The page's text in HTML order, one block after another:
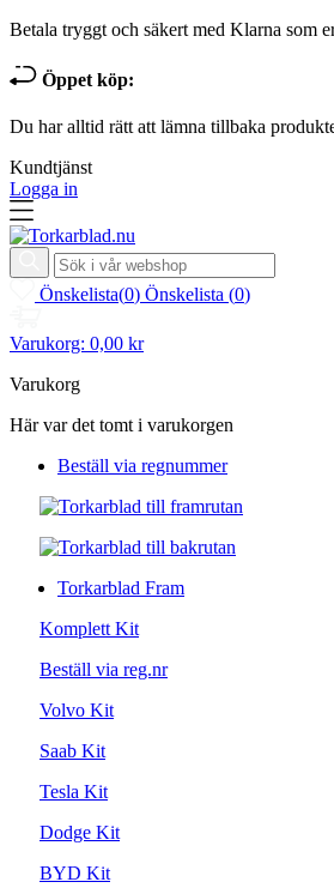
Betala tryggt och säkert med Klarna som
Öppet köp:
Du har alltid rätt att lämna tillbaka
Kundtjänst
Logga in
Önskelista(0) Önskelista (0)
Varukorg: 0,00 kr
Varukorg
Här var det tomt i varukorgen
Beställ via regnummer
Torkarblad Fram
Komplett Kit
Beställ via reg.nr
Volvo Kit
Saab Kit
Tesla Kit
Dodge Kit
BYD Kit